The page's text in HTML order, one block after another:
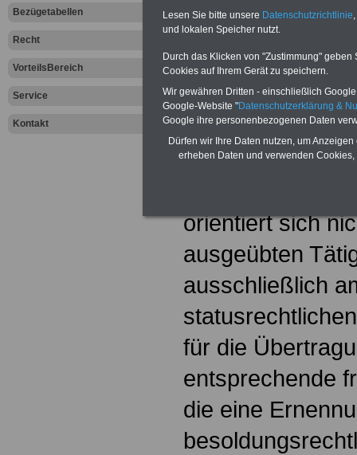
Bezügetabellen
Recht
VorteilsBereich
Service
Kontakt
Gemeinden
geregelt. Zum
Die
hergebrachten
orientiert sich
ausgeübten
ausschließlich
für die
entsprechende
die eine
Lesen Sie bitte unsere Datenschutzrichtlinie
und lokalen Speicher nutzt.
Durch das Klicken von "Zustimmung"
Cookies auf Ihrem Gerät zu speichern.
Wir gewähren Dritten - einschließlich
Google-Website "Datenschutzerklärung &
Google ihre personenbezogenen Daten
Dürfen wir Ihre Daten nutzen, um
erheben Daten und verwenden